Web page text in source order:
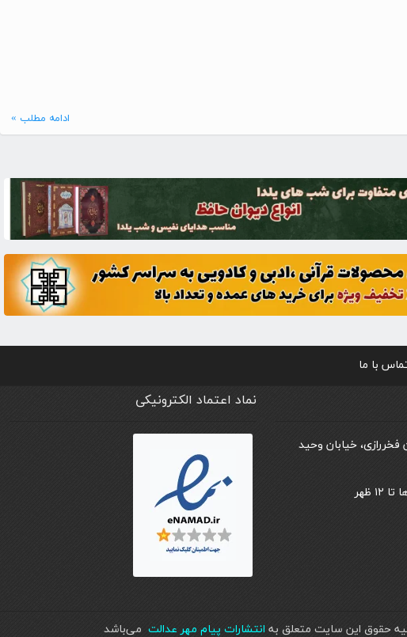
ادامه مطلب »
با ما
فخررازی، خیابان وحید
نماد اعتماد الکترونیکی
حقوق اين سايت متعلق به انتشارات پیام مهر عدالت می‌باشد